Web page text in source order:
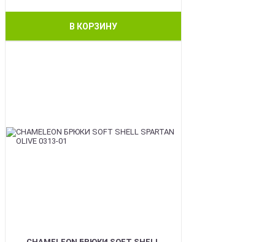
В КОРЗИНУ